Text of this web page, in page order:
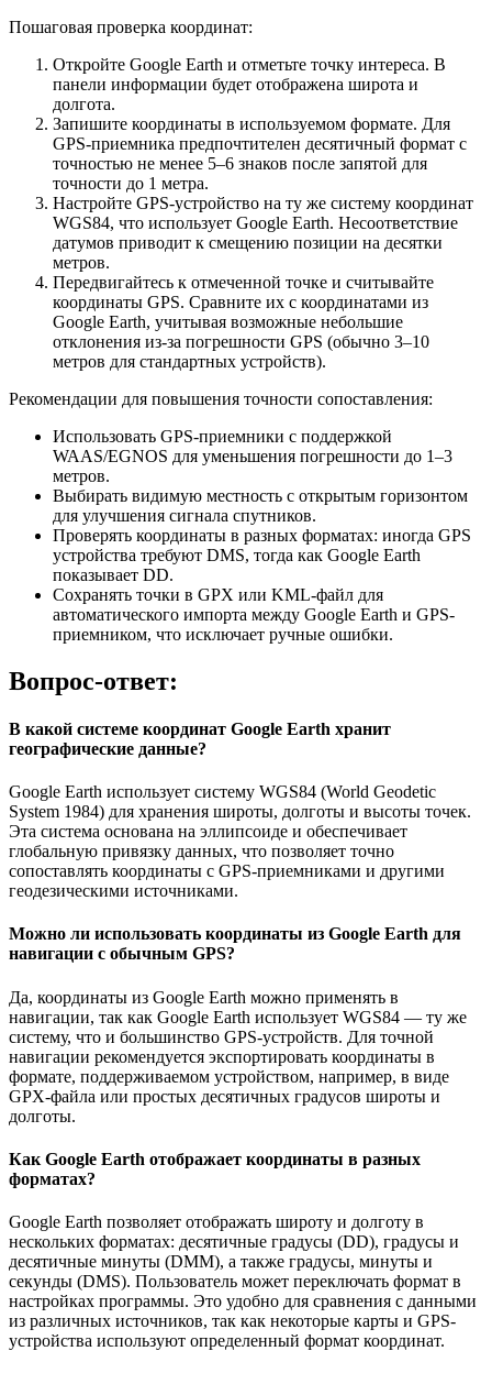
Пошаговая проверка координат:
Откройте Google Earth и отметьте точку интереса. В
панели информации будет отображена широта и
долгота.
Запишите координаты в используемом формате. Для
GPS-приемника предпочтителен десятичный формат с
точностью не менее 5–6 знаков после запятой для
точности до 1 метра.
Настройте GPS-устройство на ту же систему координат
WGS84, что использует Google Earth. Несоответствие
датумов приводит к смещению позиции на десятки
метров.
Передвигайтесь к отмеченной точке и считывайте
координаты GPS. Сравните их с координатами из
Google Earth, учитывая возможные небольшие
отклонения из-за погрешности GPS (обычно 3–10
метров для стандартных устройств).
Рекомендации для повышения точности сопоставления:
Использовать GPS-приемники с поддержкой
WAAS/EGNOS для уменьшения погрешности до 1–3
метров.
Выбирать видимую местность с открытым горизонтом
для улучшения сигнала спутников.
Проверять координаты в разных форматах: иногда GPS
устройства требуют DMS, тогда как Google Earth
показывает DD.
Сохранять точки в GPX или KML-файл для
автоматического импорта между Google Earth и GPS-
приемником, что исключает ручные ошибки.
Вопрос-ответ:
В какой системе координат Google Earth хранит
географические данные?
Google Earth использует систему WGS84 (World Geodetic
System 1984) для хранения широты, долготы и высоты точек.
Эта система основана на эллипсоиде и обеспечивает
глобальную привязку данных, что позволяет точно
сопоставлять координаты с GPS-приемниками и другими
геодезическими источниками.
Можно ли использовать координаты из Google Earth для
навигации с обычным GPS?
Да, координаты из Google Earth можно применять в
навигации, так как Google Earth использует WGS84 — ту же
систему, что и большинство GPS-устройств. Для точной
навигации рекомендуется экспортировать координаты в
формате, поддерживаемом устройством, например, в виде
GPX-файла или простых десятичных градусов широты и
долготы.
Как Google Earth отображает координаты в разных
форматах?
Google Earth позволяет отображать широту и долготу в
нескольких форматах: десятичные градусы (DD), градусы и
десятичные минуты (DMM), а также градусы, минуты и
секунды (DMS). Пользователь может переключать формат в
настройках программы. Это удобно для сравнения с данными
из различных источников, так как некоторые карты и GPS-
устройства используют определенный формат координат.